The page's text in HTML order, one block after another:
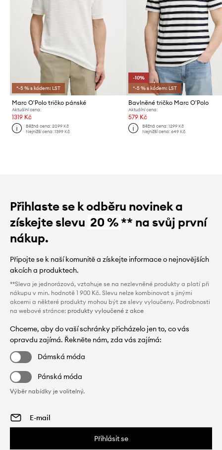
*-5 % s kódem: LST
Marc O'Polo tričko pánské
Aktuální cena:
1319 Kč
Běžná cena:2099 Kč
Nejnižší cena:1399 Kč
-10%
*-5 % s kódem: LST
Bavlněné tričko Marc O'Polo
Aktuální cena:
579 Kč
Běžná cena: 1299 Kč
Nejnižší cena: 649 Kč
Přihlaste se k odběru novinek a
získejte slevu 20 %** na svůj první
nákup.
Připojte se k naší komunitě a získejte informace o nejnovějších
akcích a produktech.
**Sleva je jednorázová, vztahuje se na nezlevněné produkty a platí při
nákupu v min. hodnotě 1 900 Kč. Slevu nelze kombinovat s jinými
akcemi a některé produkty mohou být ze slevy vyloučeny. Podrobnosti
na webové stránce: produkty vyloučené z akce
Chceme, aby do vaší schránky přicházelo jen to, co vás
opravdu zajímá. Řekněte nám, zda vás zajímá:
Dámská móda
Pánská móda
Výběr nabídky je volitelný.
Přihlásit se